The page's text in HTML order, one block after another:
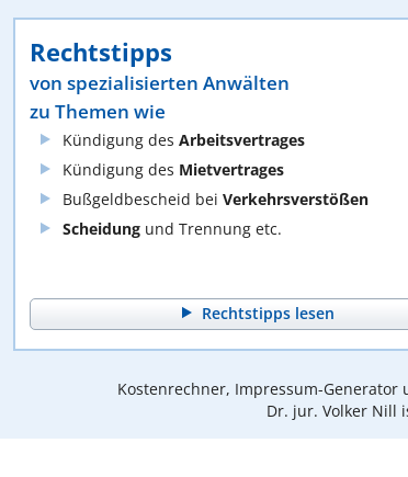
Rechtstipps
von spezialisierten Anwälten
zu Themen wie
Kündigung des Arbeitsvertrages
Kündigung des Mietvertrages
Bußgeldbescheid bei Verkehrsverstößen
Scheidung und Trennung etc.
Rechtstipps lesen
Kostenrechner, Impressum-
Dr. jur. Volker Nill